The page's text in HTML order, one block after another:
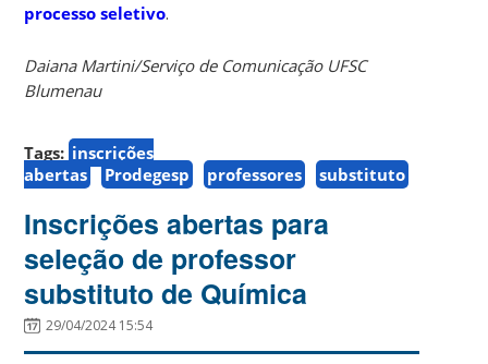
processo seletivo.
Daiana Martini/Serviço de Comunicação UFSC
Blumenau
Tags: inscrições
abertas
Prodegesp professores substituto
Inscrições abertas para
seleção de professor
substituto de Química
29/04/2024 15:54